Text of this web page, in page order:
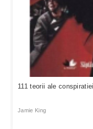
111 teorii ale conspiratiei
Jamie King